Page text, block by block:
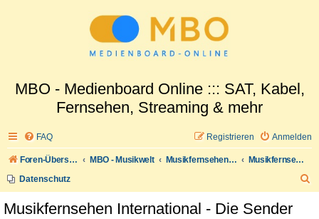
MBO - Medienboard Online ::: SAT, Kabel,
Fernsehen, Streaming & mehr
FAQ Anmelden
Registrieren
Foren-Übersicht MBO - Musikwelt Musikfernsehen: International News
Musikfernsehen International - Die Sender
Datenschutz
Musikfernsehen International - Die Sender